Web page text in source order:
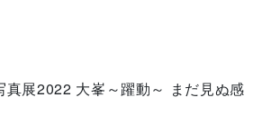
真展2022 大峯～躍動～ まだ見ぬ感